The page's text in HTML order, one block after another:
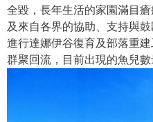
全毀，長年生活的家園滿目
及來自各界的協助、支持與
進行達娜伊谷復育及部落重
群聚回流，目前出現的魚兒數